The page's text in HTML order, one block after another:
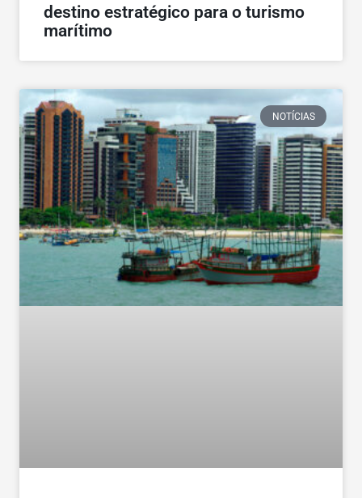
destino estratégico para o turismo
marítimo
NOTÍCIAS